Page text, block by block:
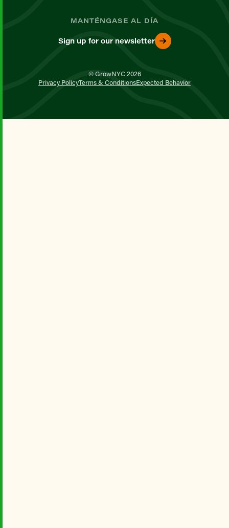
MANTÉNGASE AL DÍA
Sign up for our newsletter
© GrowNYC 2026
Privacy PolicyTerms & ConditionsExpected Behavior